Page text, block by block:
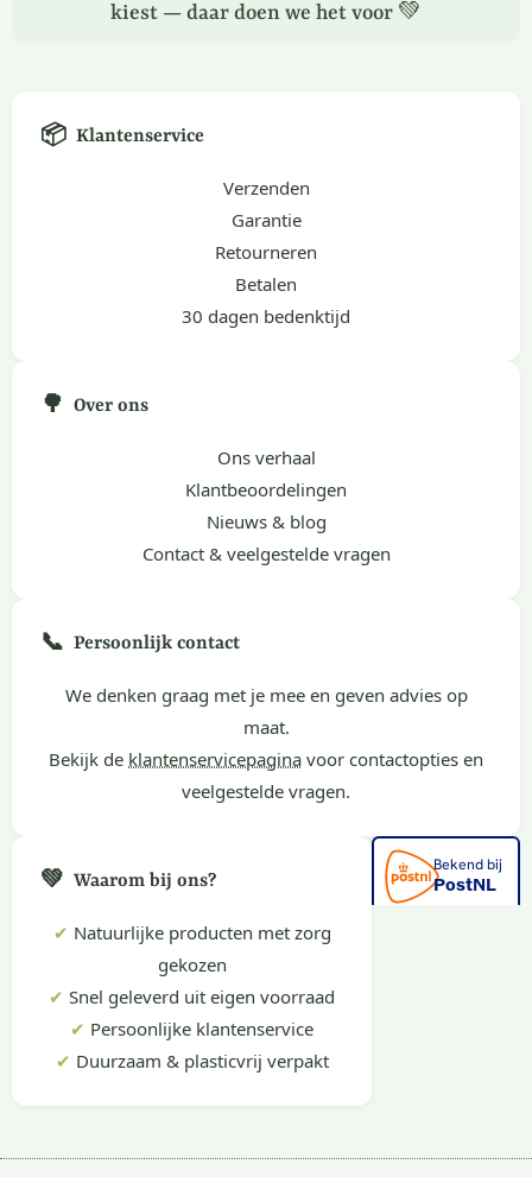
kiest — daar doen we het voor 💚
📦 Klantenservice
Verzenden
Garantie
Retourneren
Betalen
30 dagen bedenktijd
🌳 Over ons
Ons verhaal
Klantbeoordelingen
Nieuws & blog
Contact & veelgestelde vragen
📞 Persoonlijk contact
We denken graag met je mee en geven advies op
maat.
Bekijk de klantenservicepagina voor contactopties en
veelgestelde vragen.
💚 Waarom bij ons?
✔ Natuurlijke producten met zorg
gekozen
✔ Snel geleverd uit eigen voorraad
✔ Persoonlijke klantenservice
✔ Duurzaam & plasticvrij verpakt